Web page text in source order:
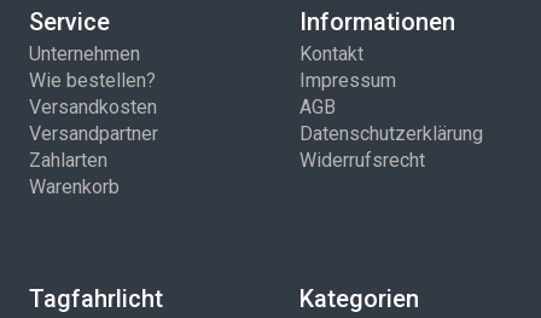
Service
Unternehmen
Wie bestellen?
Versandkosten
Versandpartner
Zahlarten
Warenkorb
Informationen
Kontakt
Impressum
AGB
Datenschutzerklärung
Widerrufsrecht
Tagfahrlicht Kategorien